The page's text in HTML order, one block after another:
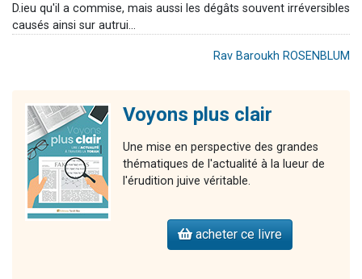
D.ieu qu'il a commise, mais aussi les dégâts souvent irréversibles
causés ainsi sur autrui...
Rav Baroukh ROSENBLUM
Voyons plus clair
Une mise en perspective des grandes
thématiques de l'actualité à la lueur de
l'érudition juive véritable.
acheter ce livre